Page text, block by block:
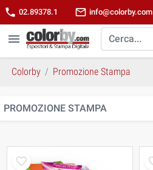
phone 02.89378.1 mail_outline info@colorby.com
menu
Colorby Promozione Stampa
PROMOZIONE STAMPA